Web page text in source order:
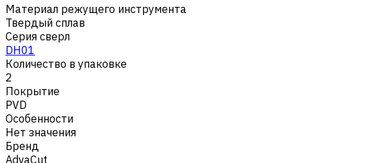
Материал режущего инструмента
Твердый сплав
Серия сверл
DH01
Количество в упаковке
2
Покрытие
PVD
Особенности
Нет значения
Бренд
AdvaCut